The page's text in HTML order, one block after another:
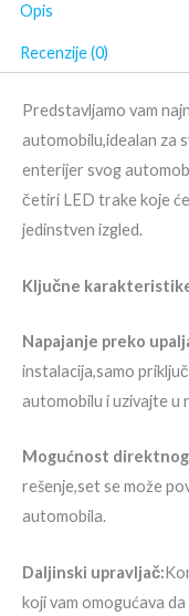
Opis
Recenzije (0)
Predstavljamo vam
automobilu,idealan za
enterijer svog
četiri LED trake koje
jedinstven izgled.
Ključne
Napajanje preko
instalacija,samo
automobilu i uzivajte u
Mogućnost
rešenje,set se može
automobila.
Daljinski upravljač:
koji vam omogućava